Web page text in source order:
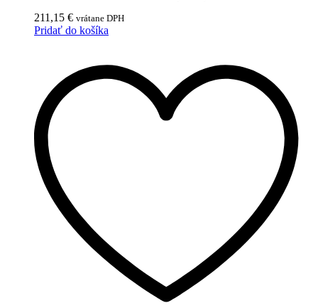
211,15 € vrátane DPH
Pridať do košíka